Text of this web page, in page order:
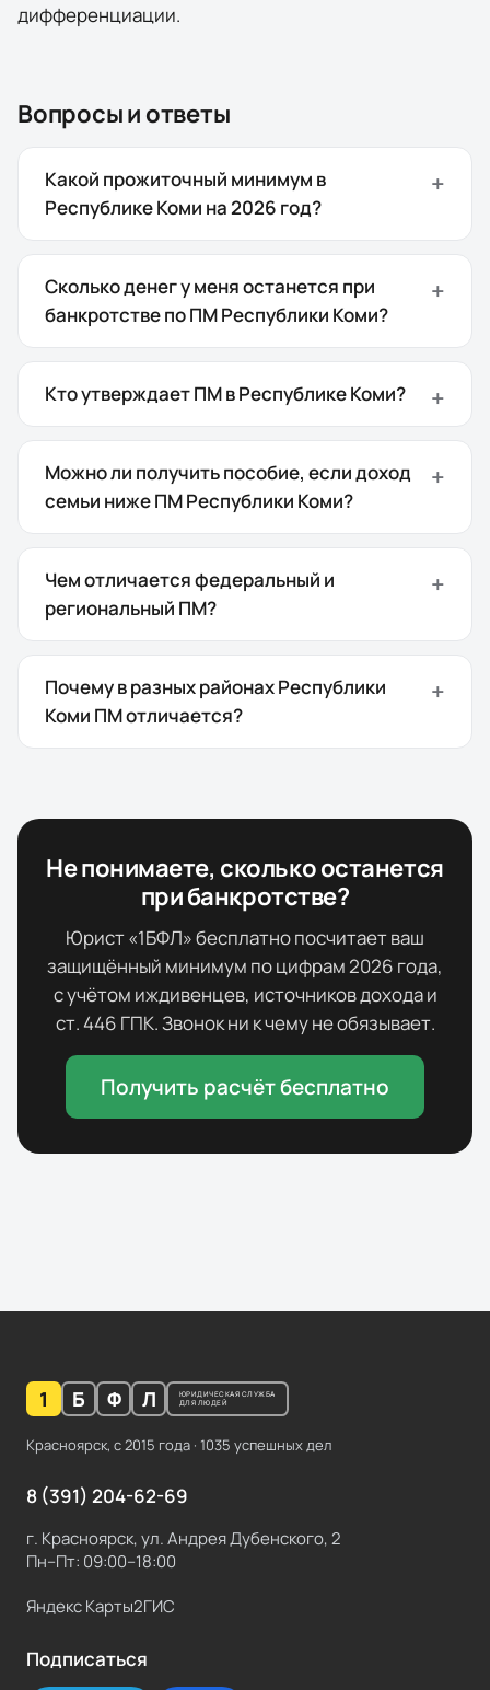
дифференциации.
Вопросы и ответы
Какой прожиточный минимум в
Республике Коми на 2026 год?
Сколько денег у меня останется при
банкротстве по ПМ Республики Коми?
Кто утверждает ПМ в Республике Коми?
Можно ли получить пособие, если доход
семьи ниже ПМ Республики Коми?
Чем отличается федеральный и
региональный ПМ?
Почему в разных районах Республики
Коми ПМ отличается?
Не понимаете, сколько останется
при банкротстве?
Юрист «1БФЛ» бесплатно посчитает ваш
защищённый минимум по цифрам2026 года,
с учётом иждивенцев, источников дохода и
ст. 446 ГПК. Звонок ни к чему не обязывает.
Получить расчёт бесплатно
1 Б Ф Л
ЮРИДИЧЕСКАЯ СЛУЖБА
ДЛЯ ЛЮДЕЙ
Красноярск, с2015 года · 1035 успешных дел
8 (391) 204-62-69
г. Красноярск, ул. Андрея Дубенского, 2
Пн–Пт: 09:00–18:00
Яндекс Карты2ГИС
Подписаться